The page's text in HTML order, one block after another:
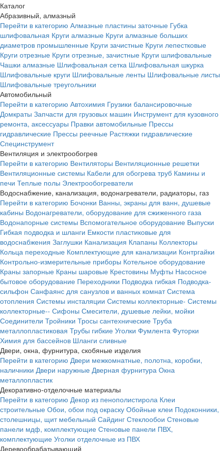
Каталог
Абразивный, алмазный
Перейти в категорию Алмазные пластины заточные Губка
шлифовальная Круги алмазные Круги алмазные больших
диаметров промышленные Круги зачистные Круги лепестковые
Круги отрезные Круги отрезные, зачистные Круги шлифовальные
Чашки алмазные Шлифовальная сетка Шлифовальная шкурка
Шлифовальные круги Шлифовальные ленты Шлифовальные листы
Шлифовальные треугольники
Автомобильный
Перейти в категорию Автохимия Грузики балансировочные
Домкраты Запчасти для грузовых машин Инструмент для кузовного
ремонта, аксессуары Правки автомобильные Прессы
гидравлические Прессы реечные Растяжки гидравлические
Специнструмент
Вентиляция и электрообогрев
Перейти в категорию Вентиляторы Вентиляционные решетки
Вентиляционные системы Кабели для обогрева труб Камины и
печи Теплые полы Электрообогреватели
Водоснабжение, канализация, водонагреватели, радиаторы, газ
Перейти в категорию Бочонки Ванны, экраны для ванн, душевые
кабины Водонагреватели, оборудование для сжиженного газа
Водонапорные системы Вспомогательное оборудование Выпуски
Гибкая подводка и шланги Емкости пластиковые для
водоснабжения Заглушки Канализация Клапаны Коллекторы
Кольца переходные Комплектующие для канализации Контргайки
Контрольно-измерительные приборы Котельное оборудование
Краны запорные Краны шаровые Крестовины Муфты Насосное
бытовое оборудование Переходники Подводка гибкая Подводка-
сильфон Санфаянс для санузлов и ванных комнат Система
отопления Системы инсталяции Системы коллекторные- Системы
коллекторные-- Сифоны Смесители, душевые лейки, мойки
Соединители Тройники Тросы сантехнические Труба
металлопластиковая Трубы гибкие Уголки Фумлента Футорки
Химия для бассейнов Шланги сливные
Двери, окна, фурнитура, скобяные изделия
Перейти в категорию Двери межкомнатные, полотна, коробки,
наличники Двери наружные Дверная фурнитура Окна
металлопластик
Декоративно-отделочные материалы
Перейти в категорию Декор из пенополистирола Клеи
строительные Обои, обои под окраску Обойные клеи Подоконники,
столешницы, щит мебельный Сайдинг Стеклообои Стеновые
панели мдф, комплектующие Стеновые панели ПВХ,
комплектующие Уголки отделочные из ПВХ
Деревообрабатывающий